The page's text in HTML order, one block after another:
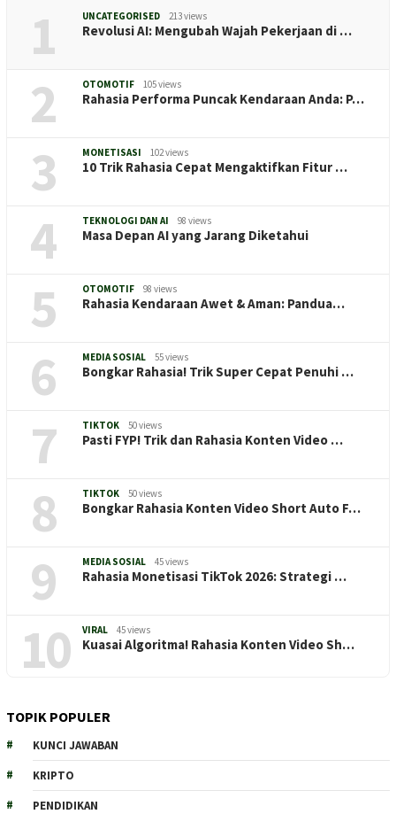
1 UNCATEGORISED 213 views
Revolusi AI: Mengubah Wajah Pekerjaan di …
2 OTOMOTIF 105 views
Rahasia Performa Puncak Kendaraan Anda: P…
3 MONETISASI 102 views
10 Trik Rahasia Cepat Mengaktifkan Fitur …
4 TEKNOLOGI DAN AI 98 views
Masa Depan AI yang Jarang Diketahui
5 OTOMOTIF 98 views
Rahasia Kendaraan Awet & Aman: Pandua…
6 MEDIA SOSIAL 55 views
Bongkar Rahasia! Trik Super Cepat Penuhi …
7 TIKTOK 50 views
Pasti FYP! Trik dan Rahasia Konten Video …
8 TIKTOK 50 views
Bongkar Rahasia Konten Video Short Auto F…
9 MEDIA SOSIAL 45 views
Rahasia Monetisasi TikTok 2026: Strategi …
10 VIRAL 45 views
Kuasai Algoritma! Rahasia Konten Video Sh…
TOPIK POPULER
KUNCI JAWABAN
KRIPTO
PENDIDIKAN